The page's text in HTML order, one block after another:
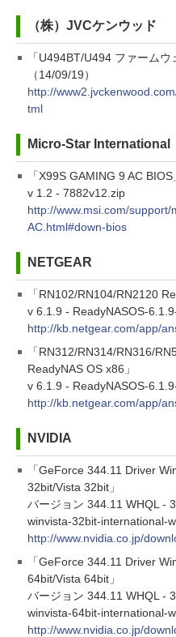
（株）JVCケンウッド
「U494BT/U494 ファームウ
（14/09/19）
http://
tml
Micro-Star International
「X99S GAMING 9 AC BIOS
v 1.2 - 7882v12.zip
http://www.msi.com/support/
AC.html#down-bios
NETGEAR
「RN102/RN104/RN2120
v 6.1.9 - ReadyNASOS-
http://kb.netgear.com/app/
「RN312/RN314/RN316/
ReadyNAS OS x86」
v 6.1.9 - ReadyNASOS-
http://kb.netgear.com/app/
NVIDIA
「GeForce 344.11 Driver
32bit/Vista 32bit」
バージョン 344.11 WHQL -
winvista-32bit-international-
http://www.nvidia.co.jp/
「GeForce 344.11 Driver
64bit/Vista 64bit」
バージョン 344.11 WHQL -
winvista-64bit-international-
http://www.nvidia.co.jp/